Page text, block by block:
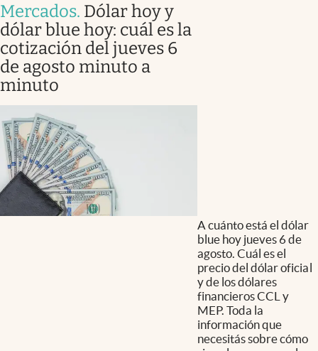
Mercados. Dólar hoy y
dólar blue hoy: cuál es la
cotización del jueves 6
de agosto minuto a
minuto
A cuánto está el dólar
blue hoy jueves 6 de
agosto. Cuál es el
precio del dólar oficial
y de los dólares
financieros CCL y
MEP. Toda la
información que
necesitás sobre cómo